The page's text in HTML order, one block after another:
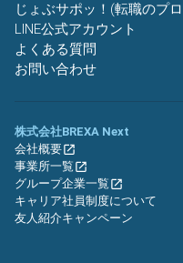
じょぶサポッ！(転職のプ
LINE公式アカウント
よくある質問
お問い合わせ
株式会社BREXA Next
会社概要
事業所一覧
グループ企業一覧
キャリア社員制度について
友人紹介キャンペーン